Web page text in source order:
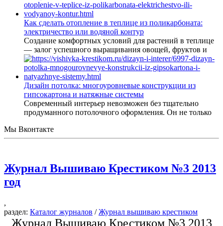
Как сделать отопление в теплице из поликарбоната:
электричество или водяной контур
Создание комфортных условий для растений в теплице
— залог успешного выращивания овощей, фруктов и
Дизайн потолка: многоуровневые конструкции из
гипсокартона и натяжные системы
Современный интерьер невозможен без тщательно
продуманного потолочного оформления. Он не только
Мы Вконтакте
Журнал Вышиваю Крестиком №3 2013
год
,
раздел: Каталог журналов /Журнал вышиваю крестиком
Журнал Вышиваю Крестиком №3 2013